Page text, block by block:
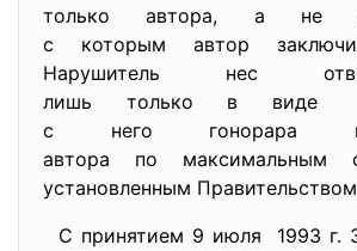
только автора, а не
с которым автор
Нарушитель нес
лишь только в виде
с него гонорара
автора по максимальным
установленным Правительством
С принятием 9 июля 1993 г.